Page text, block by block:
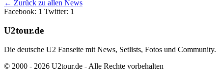
← Zurück zu allen News
Facebook: 1 Twitter: 1
U2tour.de
Die deutsche U2 Fanseite mit News, Setlists, Fotos und Community.
© 2000 - 2026 U2tour.de - Alle Rechte vorbehalten